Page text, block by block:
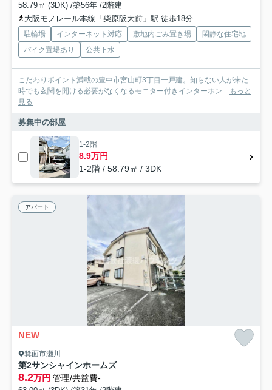
58.79㎡ (3DK) /築56年 /2階建
大阪モノレール本線「柴原阪大前」駅 徒歩18分
駐輪場 インターネット対応 敷地内ごみ置き場
閑静な住宅地
バイク置場あり
公共下水
こだわりポイント満載の豊中市宮山町3丁目一戸建。知らない人が来た
時でも玄関を開ける必要がなくなるモニター付きインターホン... もっと
見る
募集中の部屋
1-2階
8.9万円
1-2階 / 58.79㎡ / 3DK
アパート
NEW
箕面市瀬川
第2サンシャインホームズ
8.2万円 管理/共益費-